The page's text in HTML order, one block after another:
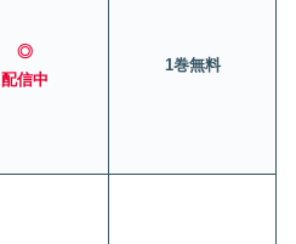
◎
配信中
1巻無料